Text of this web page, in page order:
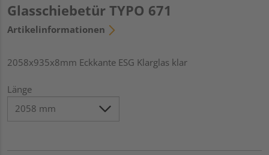
Glasschiebetür TYPO 671
Artikelinformationen
2058x935x8mm Eckkante ESG Klarglas klar
Länge